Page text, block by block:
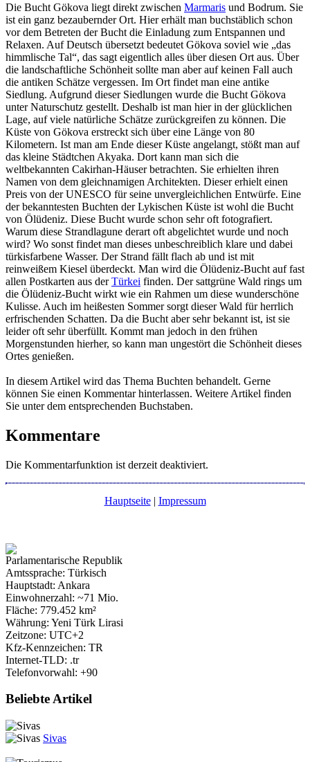
Die Bucht Gökova liegt direkt zwischen Marmaris und Bodrum. Sie
ist ein ganz bezaubernder Ort. Hier erhält man buchstäblich schon
vor dem Betreten der Bucht die Einladung zum Entspannen und
Relaxen. Auf Deutsch übersetzt bedeutet Gökova soviel wie „das
himmlische Tal“, das sagt eigentlich alles über diesen Ort aus. Über
die landschaftliche Schönheit sollte man aber auf keinen Fall auch
die antiken Schätze vergessen. Im Ort findet man eine antike
Siedlung. Aufgrund dieser Siedlungen wurde die Bucht Gökova
unter Naturschutz gestellt. Deshalb ist man hier in der glücklichen
Lage, auf viele natürliche Schätze zurückgreifen zu können. Die
Küste von Gökova erstreckt sich über eine Länge von 80
Kilometern. Ist man am Ende dieser Küste angelangt, stößt man auf
das kleine Städtchen Akyaka. Dort kann man sich die
weltbekannten Cakirhan-Häuser betrachten. Sie erhielten ihren
Namen von dem gleichnamigen Architekten. Dieser erhielt einen
Preis von der UNESCO für seine unvergleichlichen Entwürfe. Eine
der bekanntesten Buchten der Lykischen Küste ist wohl die Bucht
von Ölüdeniz. Diese Bucht wurde schon sehr oft fotografiert.
Warum diese Strandlagune derart oft abgelichtet wurde und noch
wird? Wo sonst findet man dieses unbeschreiblich klare und dabei
türkisfarbene Wasser. Der Strand fällt flach ab und ist mit
reinweißem Kiesel überdeckt. Man wird die Ölüdeniz-Bucht auf fast
allen Postkarten aus derTürkei finden. Der sattgrüne Wald rings um
die Ölüdeniz-Bucht wirkt wie ein Rahmen um diese wunderschöne
Kulisse. Auch im heißesten Sommer sorgt dieser Wald für herrlich
erfrischenden Schatten. Da die Bucht aber sehr bekannt ist, ist sie
leider oft sehr überfüllt. Kommt man jedoch in den frühen
Morgenstunden hierher, so kann man ungestört die Schönheit dieses
Ortes genießen.
In diesem Artikel wird das Thema Buchten behandelt. Gerne
können Sie einen Kommentar hinterlassen. Weitere Artikel finden
Sie unter dem entsprechenden Buchstaben.
Kommentare
Die Kommentarfunktion ist derzeit deaktiviert.
Hauptseite| Impressum
Parlamentarische Republik
Amtssprache: Türkisch
Hauptstadt: Ankara
Einwohnerzahl: ~71 Mio.
Fläche: 779.452 km²
Währung: Yeni Türk Lirasi
Zeitzone: UTC+2
Kfz-Kennzeichen: TR
Internet-TLD: .tr
Telefonvorwahl: +90
Beliebte Artikel
Sivas